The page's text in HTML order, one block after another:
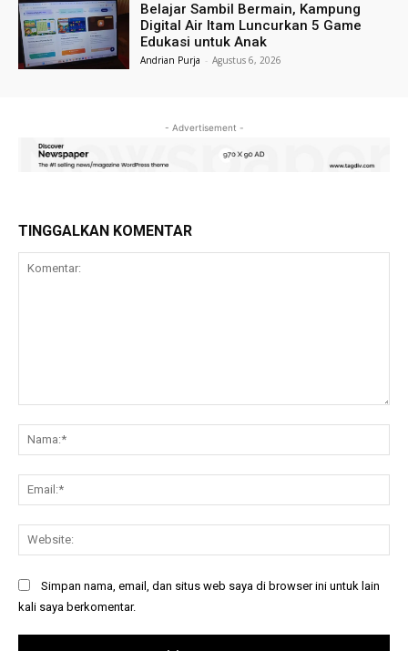
Belajar Sambil Bermain, Kampung
Digital Air Itam Luncurkan 5 Game
Edukasi untuk Anak
Andrian Purja - Agustus 6, 2026
- Advertisement -
TINGGALKAN KOMENTAR
Simpan nama, email, dan situs web saya di browser ini untuk lain
kali saya berkomentar.